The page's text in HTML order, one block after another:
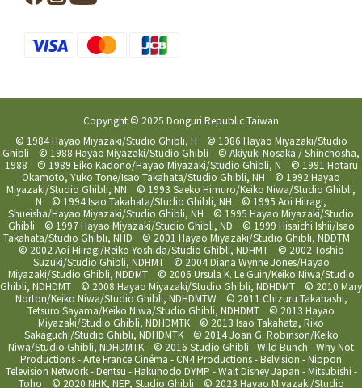
Copyright © 2025 Donguri Republic Taiwan
© 1984 Hayao Miyazaki/Studio Ghibli, H © 1986 Hayao Miyazaki/Studio
Ghibli © 1988 Hayao Miyazaki/Studio Ghibli © Akiyuki Nosaka / Shinchosha,
1988 © 1989 Eiko Kadono/Hayao Miyazaki/Studio Ghibli, N © 1991 Hotaru
Okamoto, Yuko Tone/Isao Takahata/Studio Ghibli, NH © 1992 Hayao
Miyazaki/Studio Ghibli, NN © 1993 Saeko Himuro/Keiko Niwa/Studio Ghibli,
N © 1994 Isao Takahata/Studio Ghibli, NH © 1995 Aoi Hiiragi,
Shueisha/Hayao Miyazaki/Studio Ghibli, NH © 1995 Hayao Miyazaki/Studio
Ghibli © 1997 Hayao Miyazaki/Studio Ghibli, ND © 1999 Hisaichi Ishii/Isao
Takahata/Studio Ghibli, NHD © 2001 Hayao Miyazaki/Studio Ghibli, NDDTM
© 2002 Aoi Hiiragi/Reiko Yoshida/Studio Ghibli, NDHMT © 2002 Toshio
Suzuki/Studio Ghibli, NDHMT © 2004 Diana Wynne Jones/Hayao
Miyazaki/Studio Ghibli, NDDMT © 2006 Ursula K. Le Guin/Keiko Niwa/Studio
Ghibli, NDHDMT © 2008 Hayao Miyazaki/Studio Ghibli, NDHDMT © 2010 Mary
Norton/Keiko Niwa/Studio Ghibli, NDHDMTW © 2011 Chizuru Takahashi,
Tetsuro Sayama/Keiko Niwa/Studio Ghibli, NDHDMT © 2013 Hayao
Miyazaki/Studio Ghibli, NDHDMTK © 2013 Isao Takahata, Riko
Sakaguchi/Studio Ghibli, NDHDMTK © 2014 Joan G. Robinson/Keiko
Niwa/Studio Ghibli, NDHDMTK © 2016 Studio Ghibli - Wild Bunch - Why Not
Productions - Arte France Cinéma - CN4 Productions - Belvision - Nippon
Television Network - Dentsu - Hakuhodo DYMP - Walt Disney Japan - Mitsubishi -
Toho © 2020 NHK, NEP, Studio Ghibli © 2023 Hayao Miyazaki/Studio